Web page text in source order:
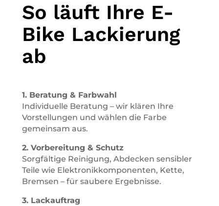
So läuft Ihre E-
Bike Lackierung
ab
1. Beratung & Farbwahl
Individuelle Beratung – wir klären Ihre
Vorstellungen und wählen die Farbe
gemeinsam aus.
2. Vorbereitung & Schutz
Sorgfältige Reinigung, Abdecken sensibler
Teile wie Elektronikkomponenten, Kette,
Bremsen – für saubere Ergebnisse.
3. Lackauftrag